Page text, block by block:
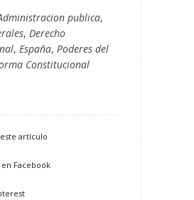
publica,
, Derecho
, España, Poderes del
Constitucional
artículo
Facebook